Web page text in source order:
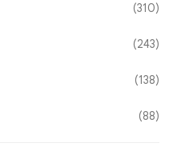
(310)
(243)
(138)
(88)